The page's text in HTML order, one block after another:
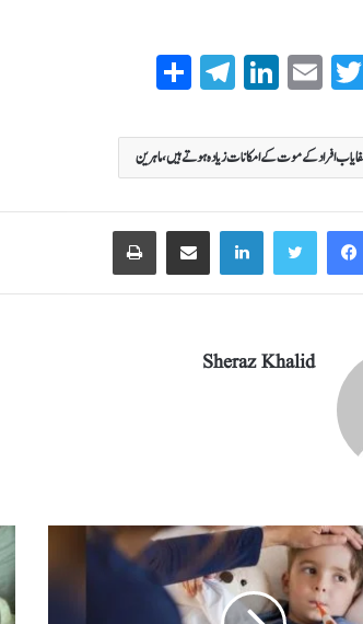
T
wi
tte
r
E
m
ail
Li
nk
ed
In
T
el
eg
ra
m
re
افراد کے موت کے امکانات زیادہ ہوتے ہیں،ماہرین
Sheraz Khalid